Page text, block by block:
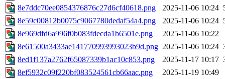
8e7ddc70ee0854376876c27d6cf40618.png
2025-11-06 10:24
8e59c00812b0075c9067780dedaf54a4.png
2025-11-06 10:24
8e969dfd6a996f0b083fdecda1b6501e.png
2025-11-06 10:22
8e61500a3433ae141770993993023b9d.png 2025-11-06 10:24
8ed1f137a2762f65087339b1ac10c853.png
2025-11-17 10:17
8ef5932c09f220bf083524561cb66aac.png
2025-11-19 10:49